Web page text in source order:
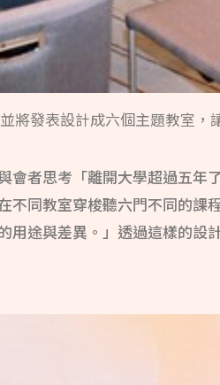
將發表設計成六個主題教室
會者思考「離開大學超過五
不同教室穿梭聽六門不同的
用途與差異。」透過這樣的